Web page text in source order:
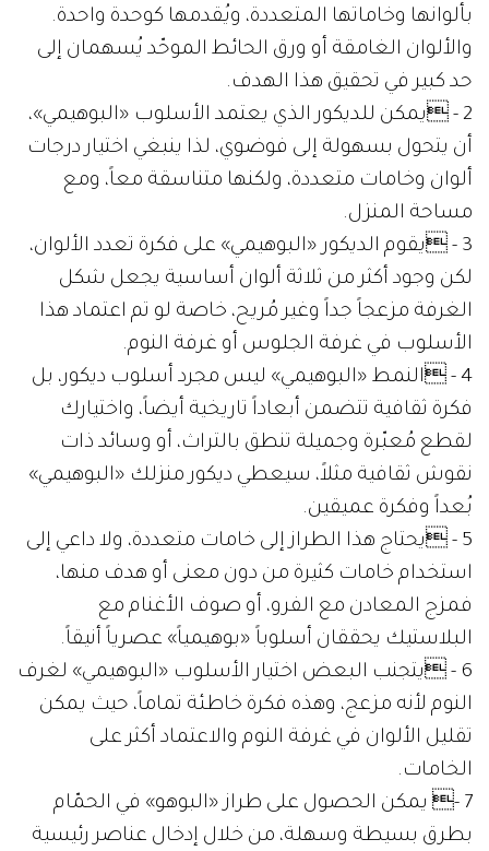
بألوانها وخاماتها المتعددة، ويُقدمها كوحدة واحدة.
والألوان الغامقة أو ورق الحائط الموحّد يُسهمان إلى
حد كبير في تحقيق هذا الهدف.
2 - يمكن للديكور الذي يعتمد الأسلوب «البوهيمي»،
أن يتحول بسهولة إلى فوضوي، لذا ينبغي اختيار درجات
ألوان وخامات متعددة، ولكنها متناسقة معاً، ومع
مساحة المنزل.
3 - يقوم الديكور «البوهيمي» على فكرة تعدد الألوان،
لكن وجود أكثر من ثلاثة ألوان أساسية يجعل شكل
الغرفة مزعجاً جداً وغير مُريح، خاصة لو تم اعتماد هذا
الأسلوب في غرفة الجلوس أو غرفة النوم.
4 - النمط «البوهيمي» ليس مجرد أسلوب ديكور، بل
فكرة ثقافية تتضمن أبعاداً تاريخية أيضاً، واختيارك
لقطع مُعبّرة وجميلة تنطق بالتراث، أو وسائد ذات
نقوش ثقافية مثلاً، سيعطي ديكور منزلك «البوهيمي»
بُعداً وفكرة عميقين.
5 - يحتاج هذا الطراز إلى خامات متعددة، ولا داعي إلى
استخدام خامات كثيرة من دون معنى أو هدف منها،
فمزج المعادن مع الفرو، أو صوف الأغنام مع
البلاستيك يحققان أسلوباً «بوهيمياً» عصرياً أنيقاً.
6 - يتجنب البعض اختيار الأسلوب «البوهيمي» لغرف
النوم لأنه مزعج، وهذه فكرة خاطئة تماماً، حيث يمكن
تقليل الألوان في غرفة النوم والاعتماد أكثر على
الخامات.
7 - يمكن الحصول على طراز «البوهو» في الحمّام
بطرق بسيطة وسهلة، من خلال إدخال عناصر رئيسية